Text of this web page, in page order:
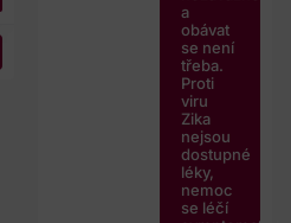
a
obávat
se není
třeba.
Proti
viru
Zika
nejsou
dostupné
léky,
nemoc
se léčí